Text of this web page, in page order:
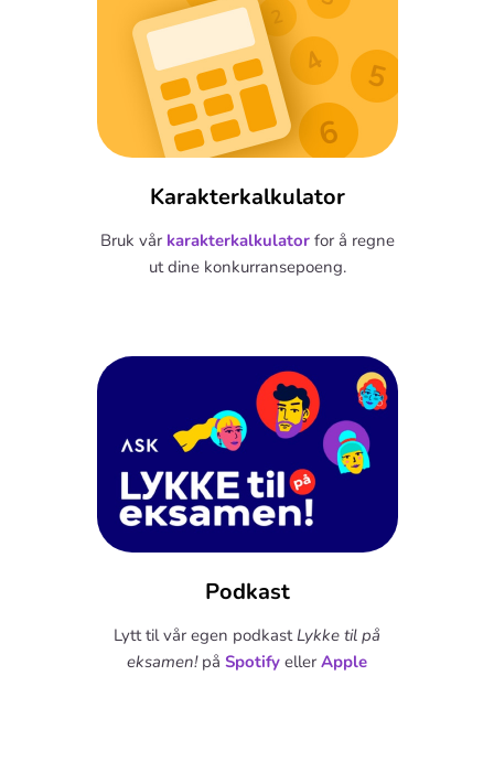
Karakterkalkulator
Bruk vår karakterkalkulatorfor å regne
ut dine konkurransepoeng.
Podkast
Lytt til vår egen podkast Lykke til på
eksamen!på Spotify eller Apple